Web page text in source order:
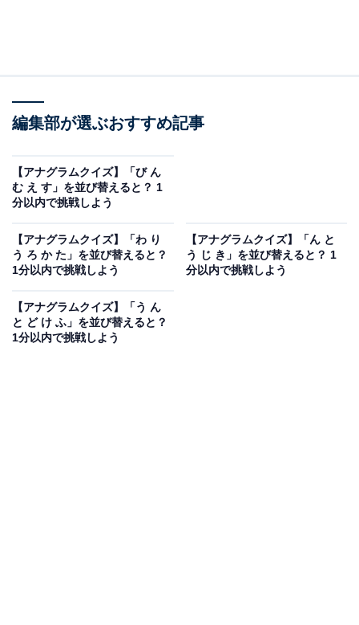
【アナグラムクイズ】「び ん む え す」を並
び替えると？ 1分以内で挑戦しよう
あわせて読みたい
【漢字間違い探しクイズ】「雲」の中にある
編集部が選ぶおすすめ記事
【アナグラムクイズ】「び ん
む え す」を並び替えると？ 1
分以内で挑戦しよう
【アナグラムクイズ】「わ り
う ろ か た」を並び替えると？
1分以内で挑戦しよう
【アナグラムクイズ】「ん と
う じ き」を並び替えると？ 1
分以内で挑戦しよう
【アナグラムクイズ】「う ん
と ど け ふ」を並び替えると？
1分以内で挑戦しよう